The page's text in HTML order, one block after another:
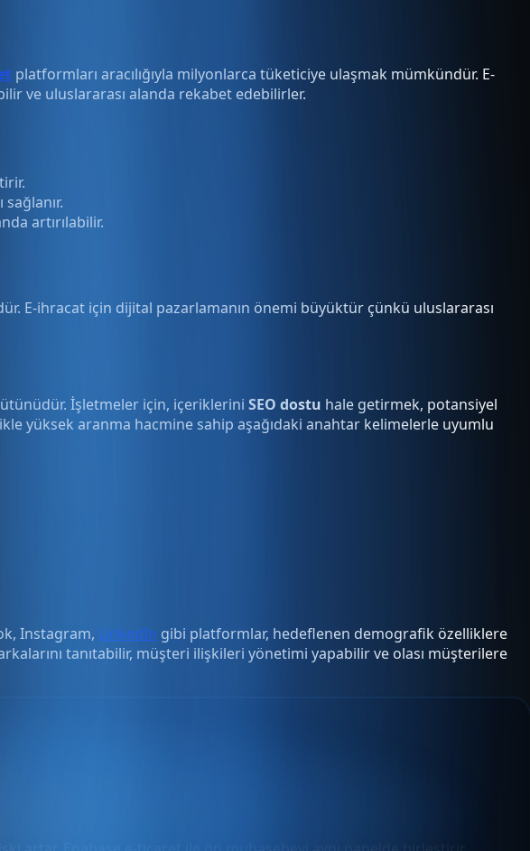
platformları aracılığıyla milyonlarca tüketiciye ulaşmak mümkündür. E-
ve uluslararası alanda rekabet edebilirler.
artırılabilir.
E-ihracat için dijital pazarlamanın önemi büyüktür çünkü uluslararası
İşletmeler için, içeriklerini SEO dostu hale getirmek, potansiyel
yüksek aranma hacmine sahip aşağıdaki anahtar kelimelerle uyumlu
Instagram, LinkedIn gibi platformlar, hedeflenen demografik özelliklere
tanıtabilir, müşteri ilişkileri yönetimi yapabilir ve olası müşterilere